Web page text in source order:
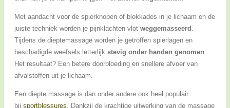
Met aandacht voor de spierknopen of blokkades in je lichaam en de
juiste techniek worden je pijnklachten vlot weggemasseerd .
Tijdens de dieptemassage worden je getroffen spierlagen en
beschadigde weefsels letterlijk stevig onder handen genomen.
Het resultaat? Een betere doorbloeding en snellere afvoer van
afvalstoffen uit je lichaam.
Een diepte massage is dan onder andere ook heel populair
bij sportblessures. Dankzij de krachtige uitwerking van de massage